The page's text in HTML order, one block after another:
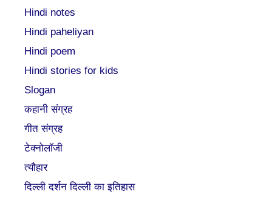
Hindi notes
Hindi paheliyan
Hindi poem
Hindi stories for kids
Slogan
कहानी संग्रह
गीत संग्रह
टेक्नोलॉजी
त्यौहार
दिल्ली दर्शन दिल्ली का इतिहास